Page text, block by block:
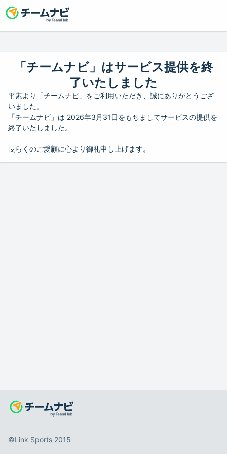
「チームナビ」はサービス提供を終
了いたしました
平素より「チームナビ」をご利用いただき、誠にありがとうござ
いました。
「チームナビ」は 2026年3月31日をもちましてサービスの提供を
終了いたしました。
長らくのご愛顧に心より御礼申し上げます。
©️Link Sports 2015